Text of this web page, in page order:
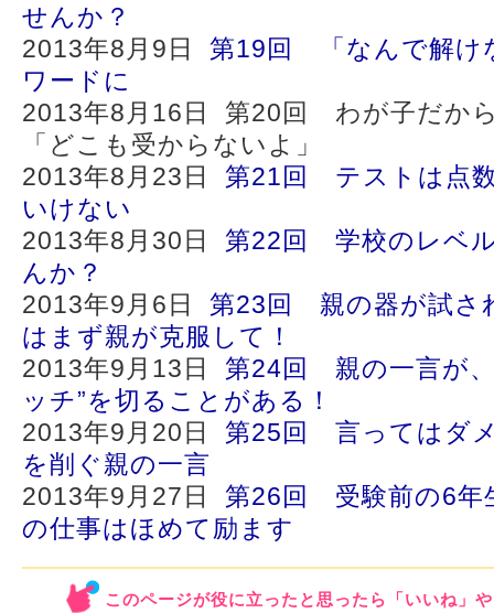
せんか？
2013年8月9日 第19回 「なんで解け
ワードに
2013年8月16日 第20回 わが子だか
「どこも受からないよ」
2013年8月23日 第21回 テストは点
いけない
2013年8月30日 第22回 学校のレベ
んか？
2013年9月6日 第23回 親の器が試さ
はまず親が克服して！
2013年9月13日 第24回 親の一言が
ッチ”を切ることがある！
2013年9月20日 第25回 言ってはダ
を削ぐ親の一言
2013年9月27日 第26回 受験前の6
の仕事はほめて励ます
このページが役に立ったと思ったら「いいね」